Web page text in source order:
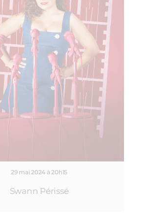
29 mai 2024 à 20h15
Swann Périssé